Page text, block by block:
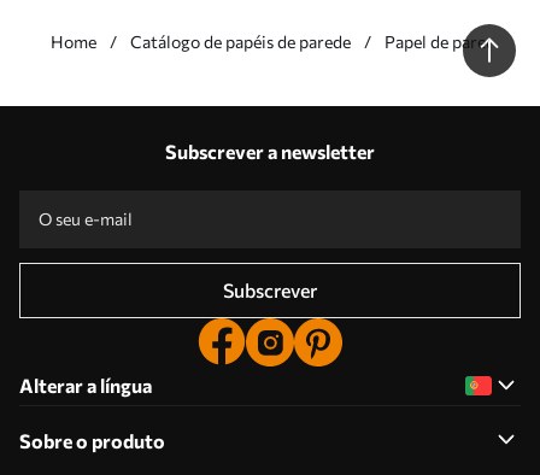
Home Catálogo de papéis de parede Papel de parede
Produção de acordo com os tamanhos individuais
Códigos promocionais com descontos para encomendar!
Subscrever a newsletter
Subscrever
Alterar a língua
Sobre o produto